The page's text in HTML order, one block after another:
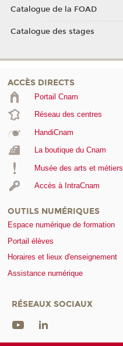
Catalogue de la FOAD
Catalogue des stages
ACCÈS DIRECTS
Portail Cnam
Réseau des centres
HandiCnam
La boutique du Cnam
Musée des arts et métiers
Accès à IntraCnam
OUTILS NUMÉRIQUES
Espace numérique de formation
Portail élèves
Horaires et lieux d'enseignement
Assistance numérique
RÉSEAUX SOCIAUX